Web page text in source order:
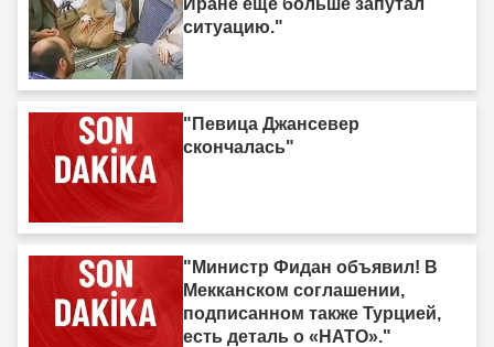
ситуацию."
"Певица Джансевер
скончалась"
"Министр Фидан объявил! В
Мекканском соглашении,
подписанном также Турцией,
есть деталь о «НАТО»."